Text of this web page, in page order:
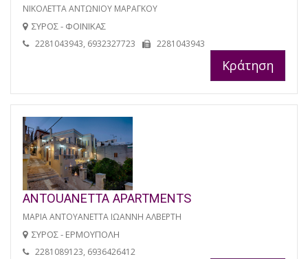
ΝΙΚΟΛΕΤΤΑ ΑΝΤΩΝΙΟΥ ΜΑΡΑΓΚΟΥ
ΣΥΡΟΣ - ΦΟΙΝΙΚΑΣ
2281043943, 6932327723 2281043943
Κράτηση
ANTOUANETTA APARTMENTS
ΜΑΡΙΑ ΑΝΤΟΥΑΝΕΤΤΑ ΙΩΑΝΝΗ ΑΛΒΕΡΤΗ
ΣΥΡΟΣ - ΕΡΜΟΥΠΟΛΗ
2281089123, 6936426412